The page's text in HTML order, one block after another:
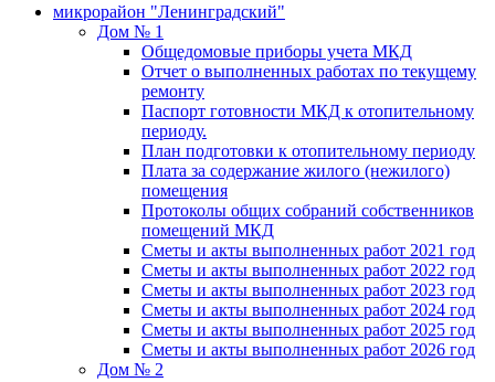
микрорайон "Ленинградский"
Дом № 1
Общедомовые приборы учета МКД
Отчет о выполненных работах по текущему
ремонту
Паспорт готовности МКД к отопительному
периоду.
План подготовки к отопительному периоду
Плата за содержание жилого (нежилого)
помещения
Протоколы общих собраний собственников
помещений МКД
Сметы и акты выполненных работ 2021 год
Сметы и акты выполненных работ 2022 год
Сметы и акты выполненных работ 2023 год
Сметы и акты выполненных работ 2024 год
Сметы и акты выполненных работ 2025 год
Сметы и акты выполненных работ 2026 год
Дом № 2